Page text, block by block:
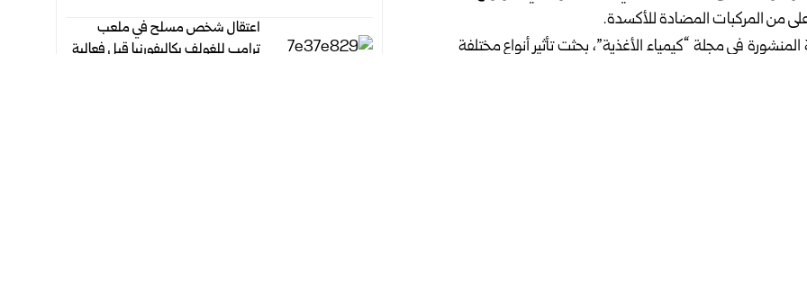
من المركبات المضادة للأكسدة.
في مجلة “كيمياء الأغذية”، بحثت تأثير أنواع مختلفة
اعتقال شخص مسلح في ملعب
ترامب للغولف بكاليفورنيا قبل فعالية